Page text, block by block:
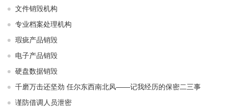
文件销毁机构
专业档案处理机构
瑕疵产品销毁
电子产品销毁
硬盘数据销毁
千磨万击还坚劲 任尔东西南北风——记我经历的保密二三事
谨防借调人员泄密